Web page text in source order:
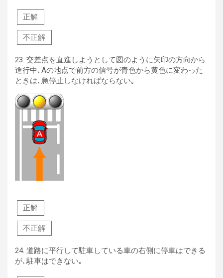
正解
不正解
23. 交差点を直進しようとして図のように矢印の方向から
進行中､Aの地点で前方の信号が青色から黄色に変わった
ときは､急停止しなければならない｡
正解
不正解
24. 道路に平行して駐車している車の右側に停車はできる
が､駐車はできない｡